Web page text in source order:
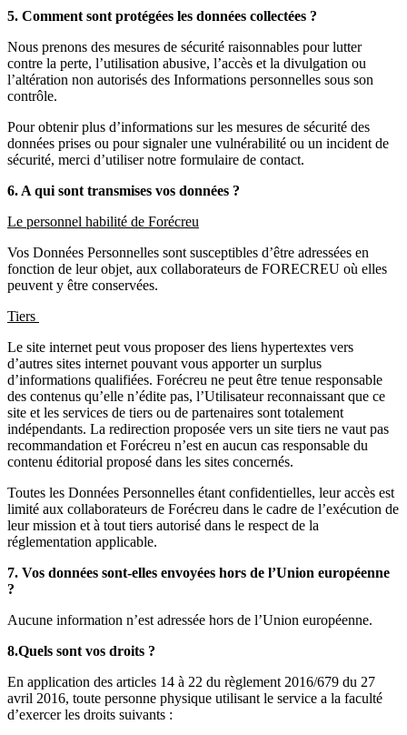
5. Comment sont protégées les données collectées ?
Nous prenons des mesures de sécurité raisonnables pour lutter
contre la perte, l’utilisation abusive, l’accès et la divulgation ou
l’altération non autorisés des Informations personnelles sous son
contrôle.
Pour obtenir plus d’informations sur les mesures de sécurité des
données prises ou pour signaler une vulnérabilité ou un incident de
sécurité, merci d’utiliser notre formulaire de contact.
6. A qui sont transmises vos données ?
Le personnel habilité de Forécreu
Vos Données Personnelles sont susceptibles d’être adressées en
fonction de leur objet, aux collaborateurs de FORECREU où elles
peuvent y être conservées.
Tiers
Le site internet peut vous proposer des liens hypertextes vers
d’autres sites internet pouvant vous apporter un surplus
d’informations qualifiées. Forécreu ne peut être tenue responsable
des contenus qu’elle n’édite pas, l’Utilisateur reconnaissant que ce
site et les services de tiers ou de partenaires sont totalement
indépendants. La redirection proposée vers un site tiers ne vaut pas
recommandation et Forécreu n’est en aucun cas responsable du
contenu éditorial proposé dans les sites concernés.
Toutes les Données Personnelles étant confidentielles, leur accès est
limité aux collaborateurs de Forécreu dans le cadre de l’exécution de
leur mission et à tout tiers autorisé dans le respect de la
réglementation applicable.
7. Vos données sont-elles envoyées hors de l’Union européenne
?
Aucune information n’est adressée hors de l’Union européenne.
8.Quels sont vos droits ?
En application des articles 14 à 22 du règlement 2016/679 du 27
avril 2016, toute personne physique utilisant le service a la faculté
d’exercer les droits suivants :